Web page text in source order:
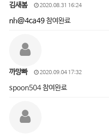
김새봄 2020.08.31 16:24
nh@4ca49참여완료
까망빠 2020.09.04 17:32
spoon504 참여완료